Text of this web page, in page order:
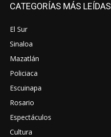
CATEGORÍAS MÁS LEÍDAS
El Sur
Sinaloa
Mazatlán
Policiaca
Escuinapa
Rosario
Espectáculos
Cultura